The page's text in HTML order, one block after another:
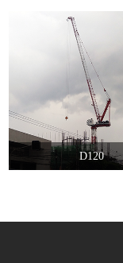
D120